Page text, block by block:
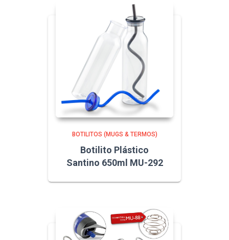
BOTILITOS (MUGS & TERMOS)
Botilito Plástico
Santino 650ml MU-292